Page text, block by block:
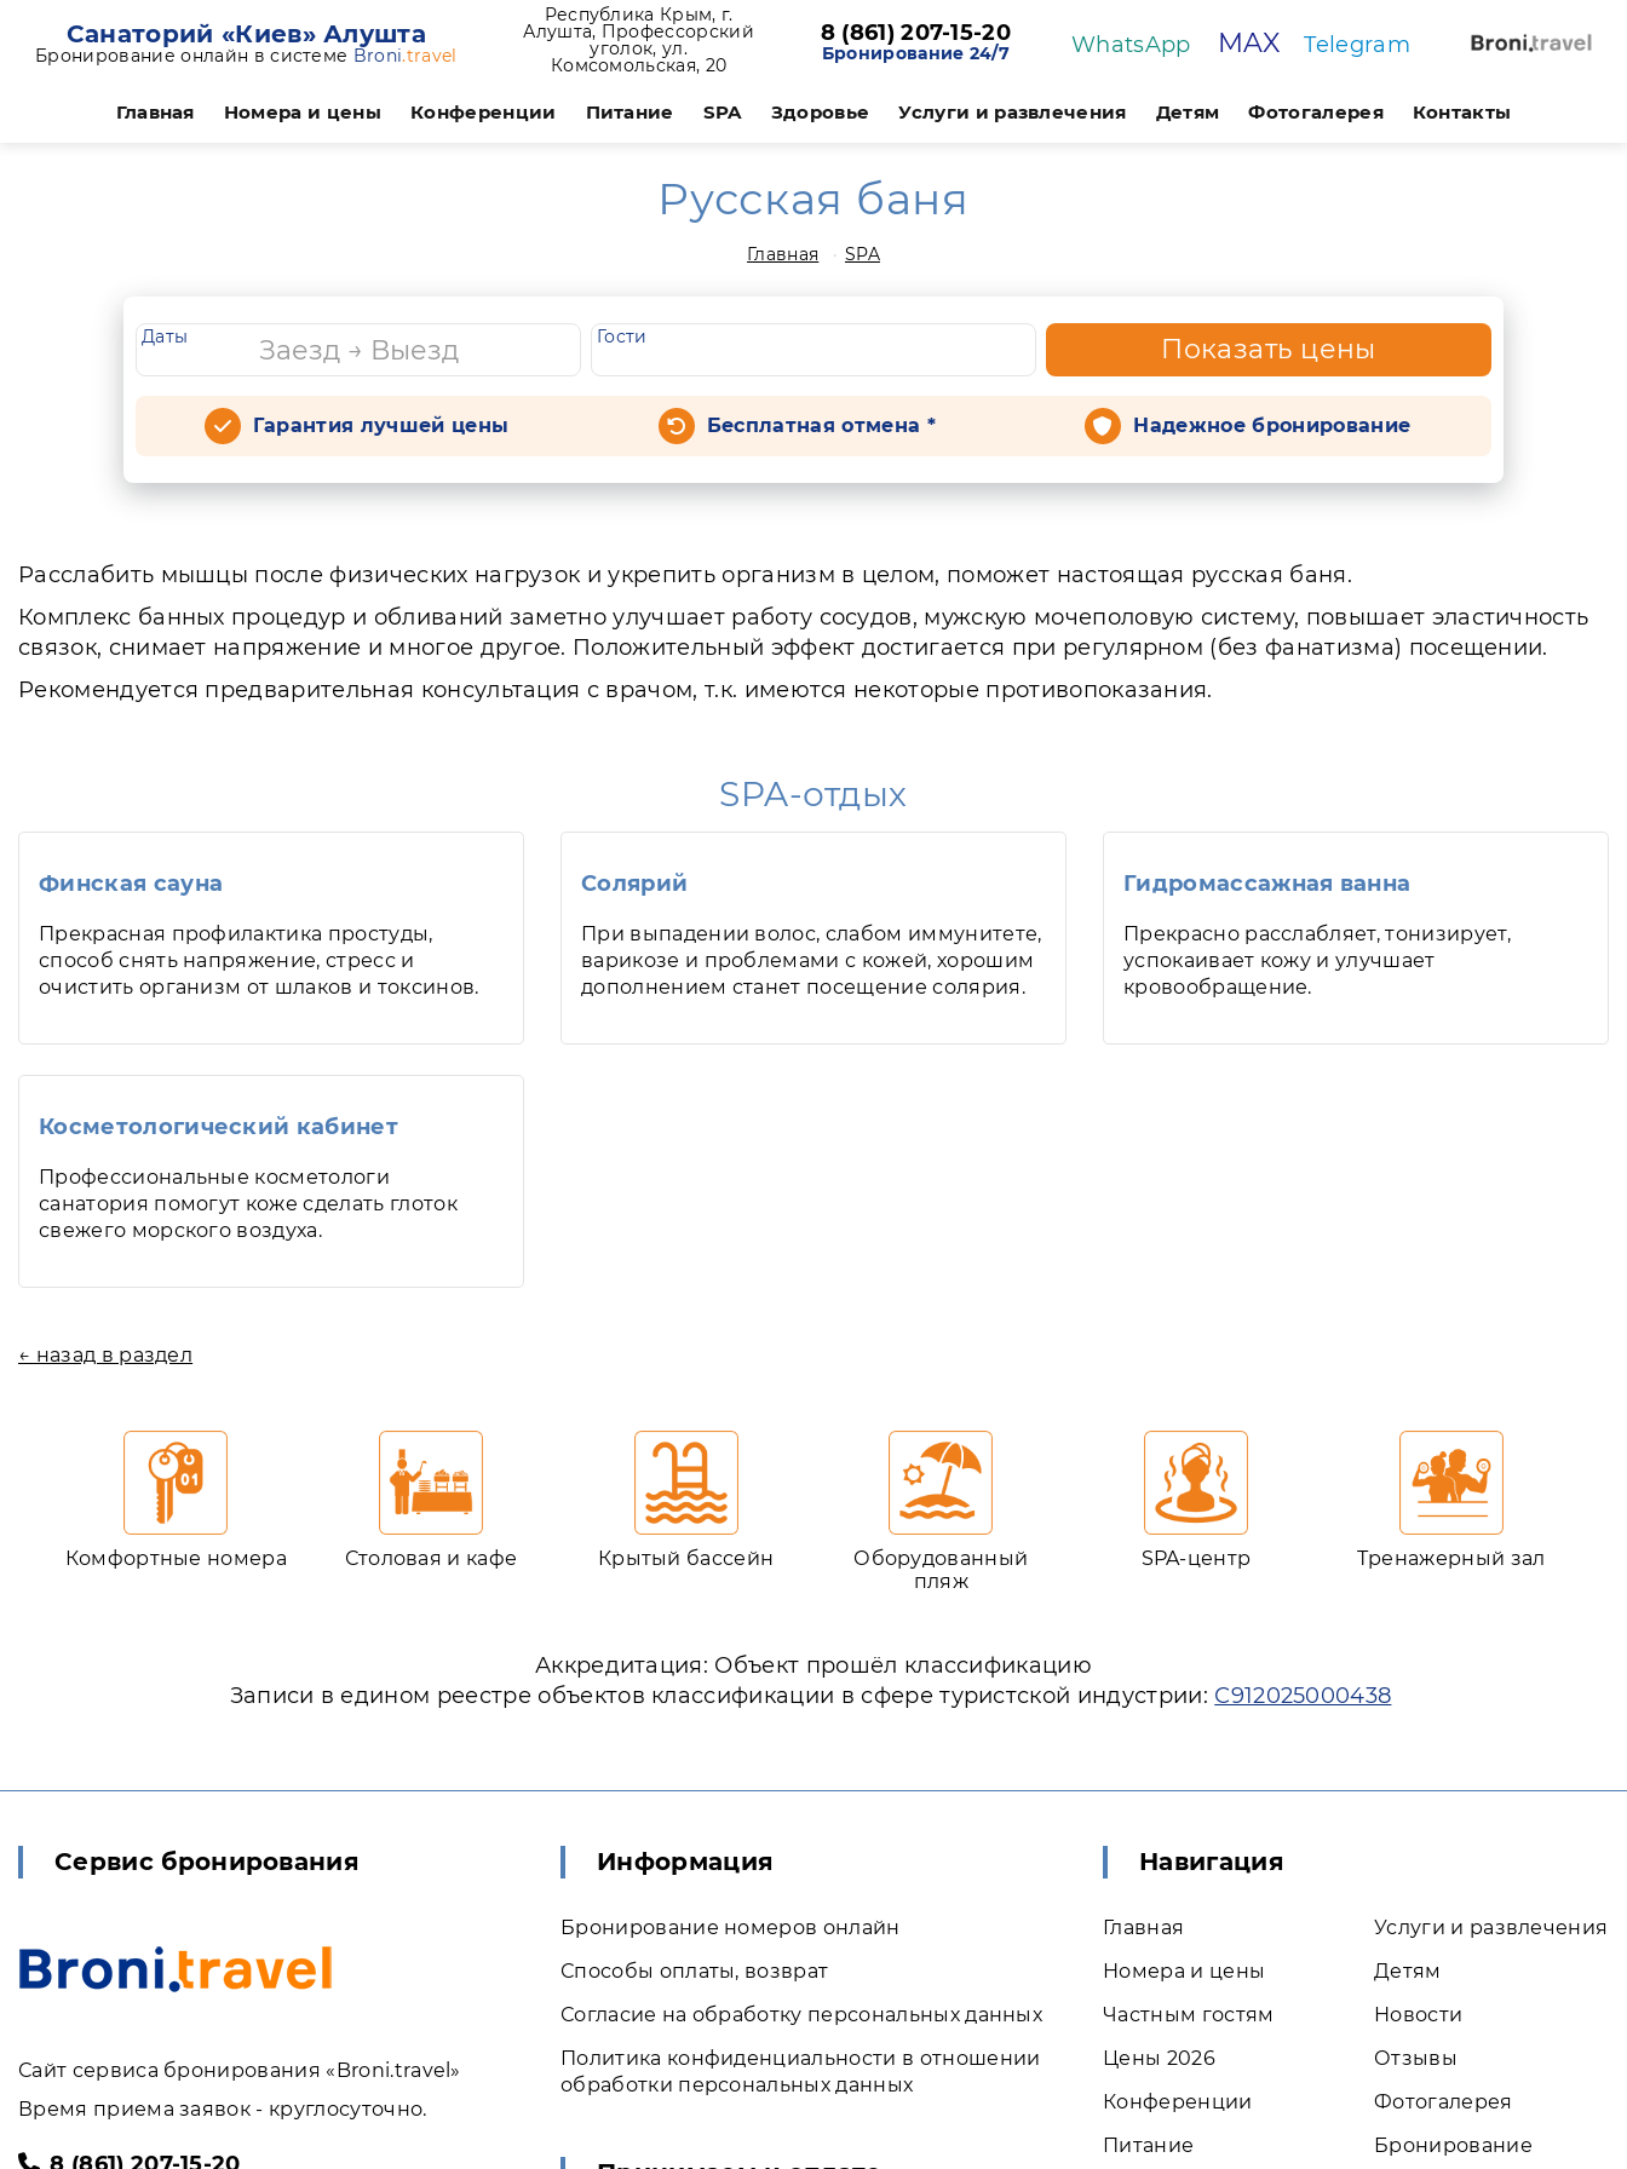
Санаторий «Киев» Алушта
Бронирование онлайн в системе Broni.travel
Республика Крым, г.
Алушта, Профессорский
уголок, ул.
Комсомольская, 20
8 (861) 207-15-20
Бронирование 24/7 WhatsApp MAX Telegram
Главная Номера и цены Конференции Питание SPA Здоровье Услуги и развлечения Детям Фотогалерея Контакты
Русская баня
Главная SPA
Даты Гости Показать цены
Гарантия лучшей цены Бесплатная отмена * Надежное бронирование
Расслабить мышцы после физических нагрузок и укрепить организм в целом, поможет настоящая русская баня.
Комплекс банных процедур и обливаний заметно улучшает работу сосудов, мужскую мочеполовую систему, повышает эластичность
связок, снимает напряжение и многое другое. Положительный эффект достигается при регулярном (без фанатизма) посещении.
Рекомендуется предварительная консультация с врачом, т.к. имеются некоторые противопоказания.
SPA-отдых
Финская сауна
Прекрасная профилактика простуды,
способ снять напряжение, стресс и
очистить организм от шлаков и токсинов.
Солярий
При выпадении волос, слабом иммунитете,
варикозе и проблемами с кожей, хорошим
дополнением станет посещение солярия.
Гидромассажная ванна
Прекрасно расслабляет, тонизирует,
успокаивает кожу и улучшает
кровообращение.
Косметологический кабинет
Профессиональные косметологи
санатория помогут коже сделать глоток
свежего морского воздуха.
← назад в раздел
Комфортные номера Столовая и кафе Крытый бассейн
Оборудованный
пляж
SPA-центр Тренажерный зал
Аккредитация: Объект прошёл классификацию
Записи в едином реестре объектов классификации в сфере туристской индустрии: С912025000438
Сервис бронирования
Сайт сервиса бронирования «Broni.travel»
Время приема заявок - круглосуточно.
Информация
Бронирование номеров онлайн
Способы оплаты, возврат
Согласие на обработку персональных данных
Политика конфиденциальности в отношении
обработки персональных данных
Навигация
Главная
Номера и цены
Частным гостям
Цены 2026
Конференции
Питание
Услуги и развлечения
Детям
Новости
Отзывы
Фотогалерея
Бронирование